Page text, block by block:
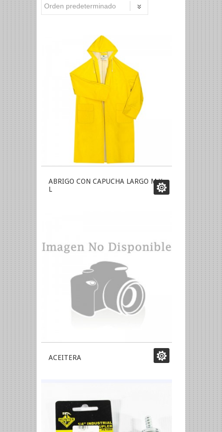
ABRIGO CON CAPUCHA LARGO M X
L
ACEITERA